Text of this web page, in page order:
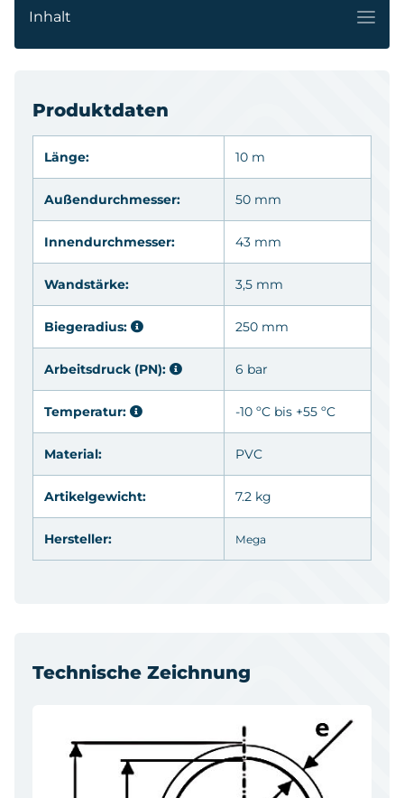
Inhalt
Produktdaten
Länge: 10 m
Außendurchmesser: 50 mm
Innendurchmesser: 43 mm
Wandstärke: 3,5 mm
Biegeradius: 250 mm
Arbeitsdruck (PN): 6 bar
Temperatur: -10 ºC bis +55 ºC
Material: PVC
Artikelgewicht: 7.2 kg
Hersteller: Mega
Technische Zeichnung